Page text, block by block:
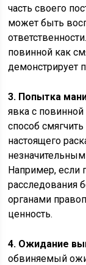
часть своего
может быть
повинной как
демонстрирует
3. Попытка
явка с
способ
настоящего
Например, если
расследования
органами
ценность.
4. Ожидание
обвиняемый